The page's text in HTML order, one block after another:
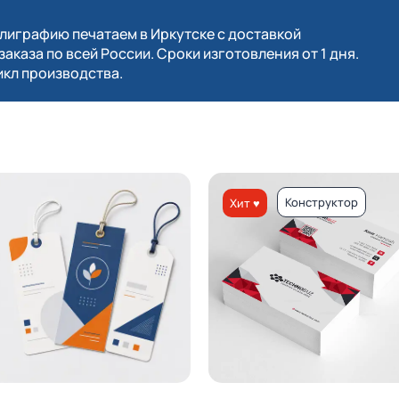
печатаем в Иркутске с доставкой
по всей России. Сроки изготовления от 1 дня.
производства.
Хит ♥ Конструктор